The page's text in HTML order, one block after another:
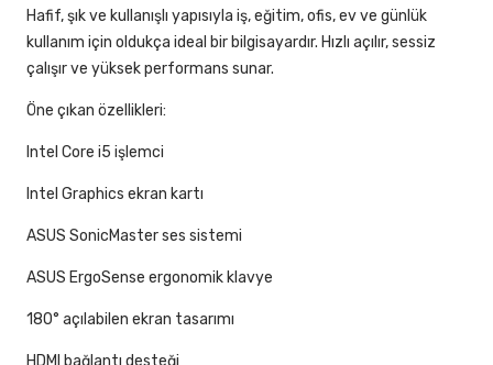
Hafif, şık ve kullanışlı yapısıyla iş, eğitim, ofis, ev ve günlük
kullanım için oldukça ideal bir bilgisayardır. Hızlı açılır, sessiz
çalışır ve yüksek performans sunar.
Öne çıkan özellikleri:
Intel Core i5 işlemci
Intel Graphics ekran kartı
ASUS SonicMaster ses sistemi
ASUS ErgoSense ergonomik klavye
180° açılabilen ekran tasarımı